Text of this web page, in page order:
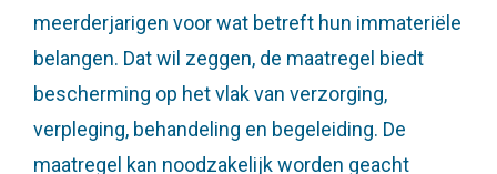
meerderjarigen voor wat betreft hun immateriële
belangen. Dat wil zeggen, de maatregel biedt
bescherming op het vlak van verzorging,
verpleging, behandeling en begeleiding. De
maatregel kan noodzakelijk worden geacht